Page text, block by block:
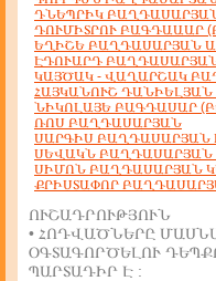
ԴՆԵՊՐԻԿ
ԴՈՒՄԻՏՐՈՒ ԲԱԳԴԱԱԱՐ
ԵՂԻՇԵ ԲԱՂԴԱՍԱՐՅԱՆ
ԷԴՈՒԱՐԴ
ԿԱՅԾԱԿ - ՎԱՂԱՐՇԱԿ
ՀԱՅԿԱՆՈՒՇ
ՆԻԿՈԼԱՅԵ ԲԱԳԴԱՍԱՐ
ՌՈՍ ԲԱՂԴԱՍԱՐՅԱՆ
ՍԱՐԳԻՍ ԲԱՂԴԱՍԱՐՅԱՆ
ՍԵՎԱԿՆ ԲԱՂԴԱՍԱՐՅԱՆ
ՍԻՄՈՆ ԲԱՂԴԱՍԱՐՅԱՆ
ՔՐԻՍՏԱՓՈՐ
ՈՒՇԱԴՐՈՒԹՅՈՒՆ
• ՀՈԴՎԱԾՆԵՐԸ
ՕԳՏԱԳՈՐԾԵԼՈՒ
ՊԱՐՏԱԴԻՐ Է :